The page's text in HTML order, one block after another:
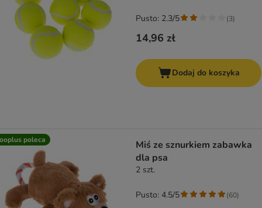
14,96 zł
Pusto: 2.3/5 (3)
Dodaj do koszyka
poleca
Miś ze sznurkiem zabawka
dla psa
2 szt.
Pusto: 4.5/5 (60)